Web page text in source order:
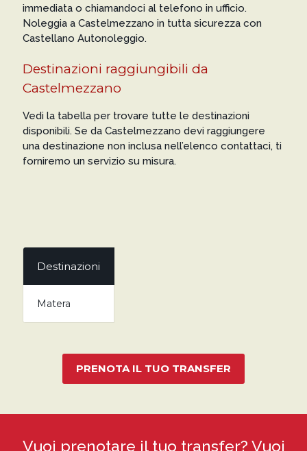
immediata o chiamandoci al telefono in ufficio.
Noleggia a Castelmezzano in tutta sicurezza con
Castellano Autonoleggio.
Destinazioni raggiungibili da
Castelmezzano
Vedi la tabella per trovare tutte le destinazioni
disponibili. Se da Castelmezzano devi raggiungere
una destinazione non inclusa nell’elenco contattaci, ti
forniremo un servizio su misura.
Destinazioni
Matera
PRENOTA IL TUO TRANSFER
Vuoi prenotare il tuo transfer? Vuoi